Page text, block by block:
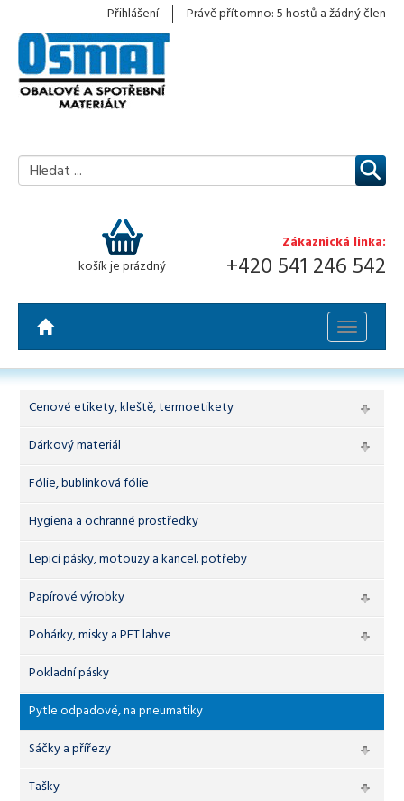
Právě přítomno: 5 hostů a žádný člen
Přihlášení
Zákaznická linka:
+420 541 246 542
košík je prázdný
Toggle
Cenové etikety, kleště, termoetikety
Dárkový materiál
Fólie, bublinková fólie
Hygiena a ochranné prostředky
Lepicí pásky, motouzy a kancel. potřeby
Papírové výrobky
Pohárky, misky a PET lahve
Pokladní pásky
Pytle odpadové, na pneumatiky
Sáčky a přířezy
Tašky